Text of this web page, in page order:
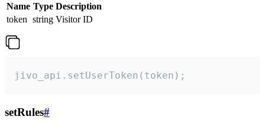
Name Type Description
token string Visitor ID
jivo_api.setUserToken(token);
setRules#